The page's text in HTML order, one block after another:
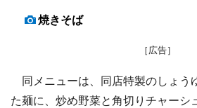
焼きそば
［広告］
同メニューは、同店特製のしょう
た麺に、炒め野菜と角切りチャーシ